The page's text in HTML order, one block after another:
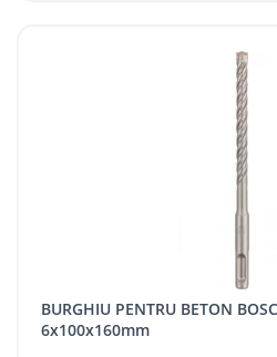
BURGHIU PENTRU BETON BOSCH SDS PLUS-5X,
6x100x160mm